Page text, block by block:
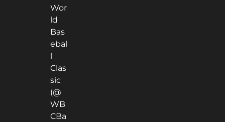
Wor
ld
Bas
ebal
Clas
sic
(@
WB
CBa